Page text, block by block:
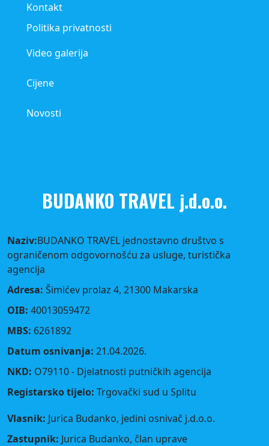
Kontakt
Politika privatnosti
Video galerija
Cijene
Novosti
BUDANKO TRAVEL j.d.o.o.
Naziv:BUDANKO TRAVEL jednostavno društvo s
ograničenom odgovornošću za usluge, turistička
agencija
Adresa: Šimićev prolaz 4, 21300 Makarska
OIB: 40013059472
MBS: 6261892
Datum osnivanja: 21.04.2026.
NKD: O79110 - Djelatnosti putničkih agencija
Registarsko tijelo: Trgovački sud u Splitu
Vlasnik: Jurica Budanko, jedini osnivač j.d.o.o.
Zastupnik: Jurica Budanko, član uprave